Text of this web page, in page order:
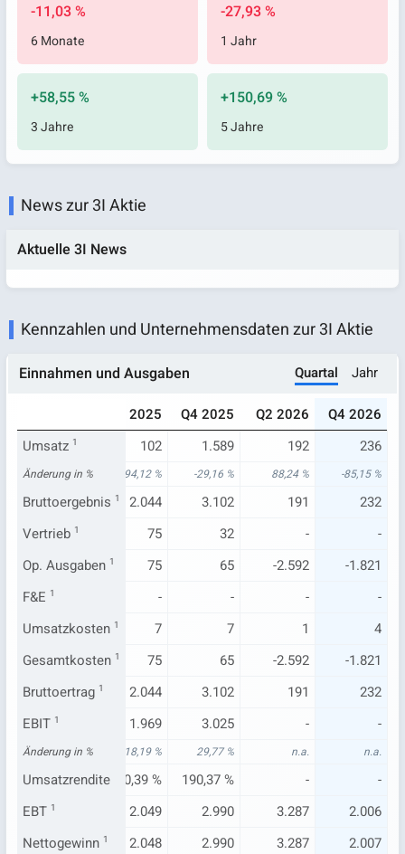
-11,03 %
6 Monate
-27,93 %
1 Jahr
+58,55 %
3 Jahre
+150,69 %
5 Jahre
News zur 3I Aktie
Aktuelle 3I News
Kennzahlen und Unternehmensdaten zur 3I Aktie
Einnahmen und Ausgaben Quartal Jahr
Q2 2025 Q4 2025 Q2 2026
Q4 2026
Umsatz 1
2.243 102 1.589 192 236
Änderung in %
-23,86 % -94,12 % -29,16 % 88,24 % -85,15 %
Bruttoergebnis 1
2.243 2.044 3.102 191
232
Vertrieb 125 75 32 -
-
Op. Ausgaben 1
85 75 65 -2.592
-1.821
F&E 1 - - -
-
Umsatzkosten 1
17 7 7 1
4
Gesamtkosten 1
85 75 65 -2.592
-1.821
Bruttoertrag 1
2.243 2.044 3.102 191
232
EBIT 12.331 1.969 3.025 - -
Änderung in %
-18,64 % 18,19 % 29,77 % n.a. n.a.
Umsatzrendite
103,92 % 1.930,39 % 190,37 % -
-
EBT 1 2.049 2.990 3.287
2.006
Nettogewinn 1
2.164 2.048 2.990 3.287 2.007